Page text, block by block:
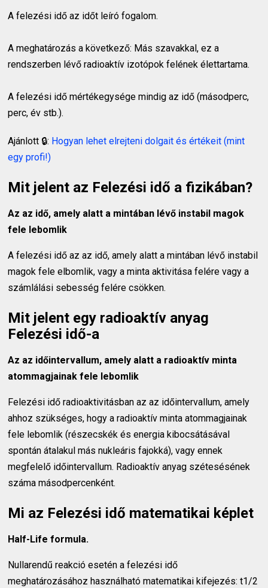
A felezési idő az időt leíró fogalom.
A meghatározás a következő: Más szavakkal, ez a
rendszerben lévő radioaktív izotópok felének élettartama.
A felezési idő mértékegysége mindig az idő (másodperc,
perc, év stb.).
Ajánlott 🔒: Hogyan lehet elrejteni dolgait és értékeit (mint
egy profi!)
Mit jelent az Felezési idő a fizikában?
Az az idő, amely alatt a mintában lévő instabil magok
fele lebomlik
A felezési idő az az idő, amely alatt a mintában lévő instabil
magok fele elbomlik, vagy a minta aktivitása felére vagy a
számlálási sebesség felére csökken.
Mit jelent egy radioaktív anyag
Felezési idő-a
Az az időintervallum, amely alatt a radioaktív minta
atommagjainak fele lebomlik
Felezési idő radioaktivitásban az az időintervallum, amely
ahhoz szükséges, hogy a radioaktív minta atommagjainak
fele lebomlik (részecskék és energia kibocsátásával
spontán átalakul más nukleáris fajokká), vagy ennek
megfelelő időintervallum. Radioaktív anyag szétesésének
száma másodpercenként.
Mi az Felezési idő matematikai képlet
Half-Life formula.
Nullarendű reakció esetén a felezési idő
meghatározásához használható matematikai kifejezés: t1/2